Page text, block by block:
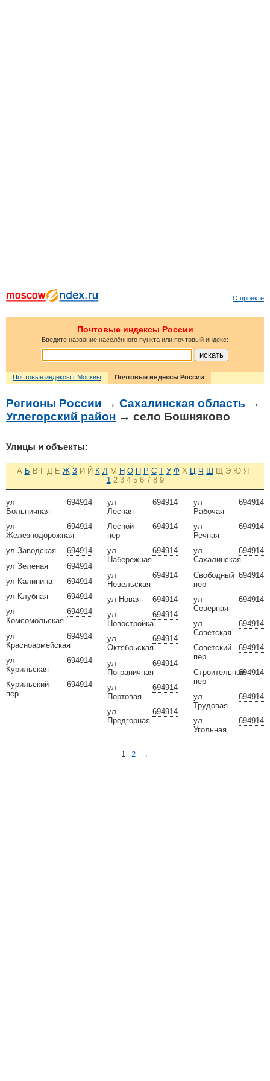
О проекте
Почтовые индексы России
Введите название населённого пункта или почтовый индекс:
Почтовые индексы г Москвы Почтовые индексы России
Регионы России → Сахалинская область →
Углегорский район → село Бошняково
Улицы и объекты:
А Б В Г Д Е Ж З И Й К Л М Н О П Р С Т У Ф Х Ц Ч Ш Щ Э Ю Я
1 2 3 4 5 6 7 8 9
694914
ул
Больничная
694914
ул
Железнодорожная
694914
ул Заводская
694914
ул Зеленая
694914
ул Калинина
694914
ул Клубная
694914
ул
Комсомольская
694914
ул
Красноармейская
694914
ул
Курильская
694914
Курильский
пер
694914
ул
Лесная
694914
Лесной
пер
694914
ул
Набережная
694914
ул
Невельская
694914
ул Новая
694914
ул
Новостройка
694914
ул
Октябрьская
694914
ул
Пограничная
694914
ул
Портовая
694914
ул
Предгорная
694914
ул
Рабочая
694914
ул
Речная
694914
ул
Сахалинская
694914
Свободный
пер
694914
ул
Северная
694914
ул
Советская
694914
Советский
пер
694914
Строительный
пер
694914
ул
Трудовая
694914
ул
Угольная
1 2 →